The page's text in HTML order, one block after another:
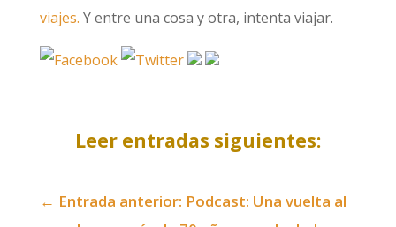
viajes. Y entre una cosa y otra, intenta viajar.
Leer entradas siguientes:
← Entrada anterior: Podcast: Una vuelta al